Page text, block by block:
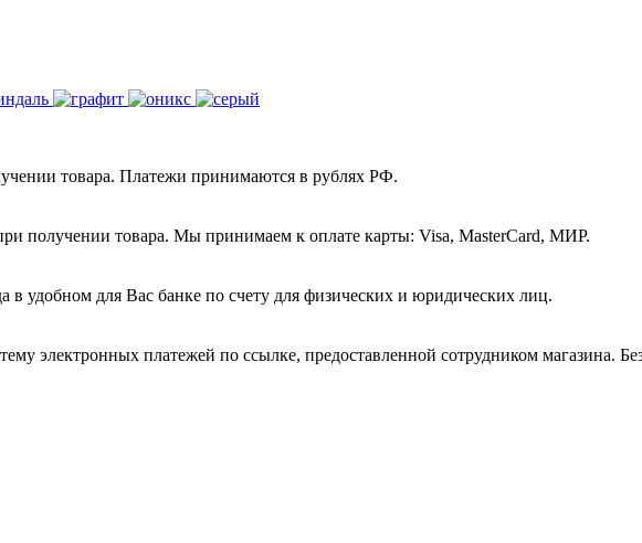
товара. Платежи принимаются в рублях РФ.
получении товара. Мы принимаем к оплате карты: Visa, MasterCard, МИР.
в удобном для Вас банке по счету для физических и юридических лиц.
электронных платежей по ссылке, предоставленной сотрудником магазина.